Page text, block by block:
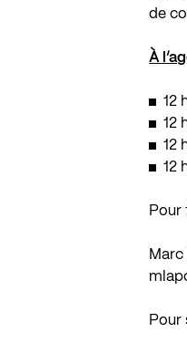
de
À
12
12
12
12
Pour
Marc
Pour